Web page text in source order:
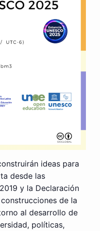
ideas para
desde las
y la Declaración
de la
al desarrollo de
políticas,